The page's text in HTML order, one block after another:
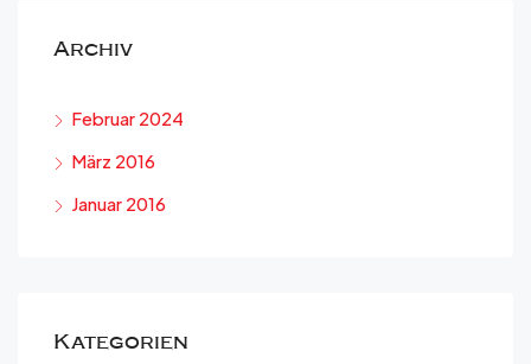
Archiv
Februar 2024
März 2016
Januar 2016
Kategorien